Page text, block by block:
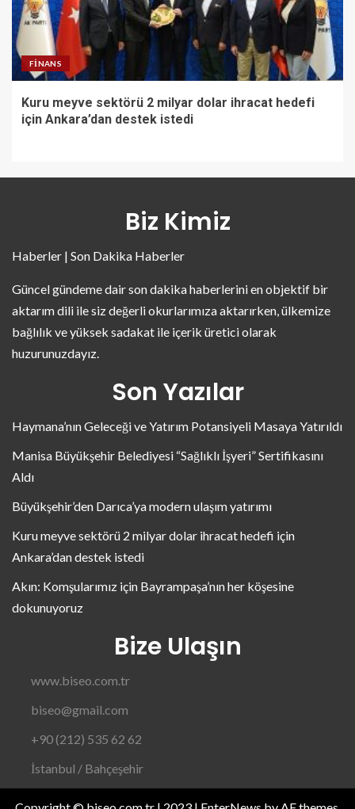
FINANS
Kuru meyve sektörü 2 milyar dolar ihracat hedefi
için Ankara’dan destek istedi
Biz Kimiz
Haberler | Son Dakika Haberler
Güncel gündeme dair son dakika haberlerini en objektif bir
aktarım dili ile siz değerli okurlarımıza aktarırken, ülkemize
bağlılık ve yüksek sadakat ile içerik üretici olarak
huzurunuzdayız.
Son Yazılar
Haymana’nın Geleceği ve Yatırım Potansiyeli Masaya Yatırıldı
Manisa Büyükşehir Belediyesi “Sağlıklı İşyeri” Sertifikasını
Aldı
Büyükşehir’den Darıca’ya modern ulaşım yatırımı
Kuru meyve sektörü 2 milyar dolar ihracat hedefi için
Ankara’dan destek istedi
Akın: Komşularımız için Bayrampaşa’nın her köşesine
dokunuyoruz
Bize Ulaşın
www.biseo.com.tr
biseo@gmail.com
+90 (212) 535 62 62
İstanbul / Bahçeşehir